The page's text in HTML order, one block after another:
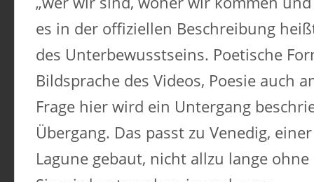
es in der offiziellen Beschreibung
des Unterbewusstseins. Poetische
Bildsprache des Videos, Poesie auch
Frage hier wird ein Untergang
Übergang. Das passt zu Venedig,
Lagune gebaut, nicht allzu lange